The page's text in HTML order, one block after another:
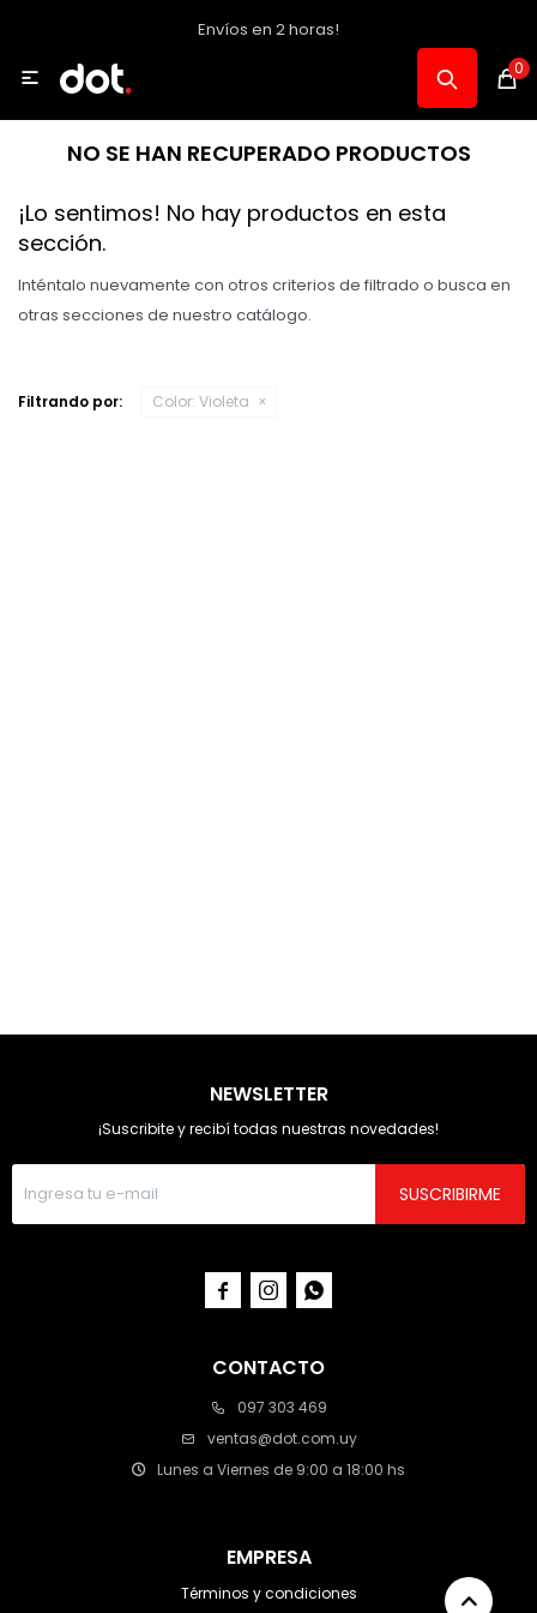
Envíos en 2 horas!
0

NO SE HAN RECUPERADO PRODUCTOS
¡Lo sentimos! No hay productos en esta
sección.
Inténtalo nuevamente con otros criterios de filtrado o busca en
otras secciones de nuestro catálogo.
Filtrando por: Color: Violeta
CONTACTO
097 303 469
ventas@dot.com.uy
Lunes a Viernes de 9:00 a 18:00 hs
EMPRESA
Términos y condiciones
NEWSLETTER
¡Suscribite y recibí todas nuestras novedades!
SUSCRIBIRME
  
Celulares, Relojes y Tablets